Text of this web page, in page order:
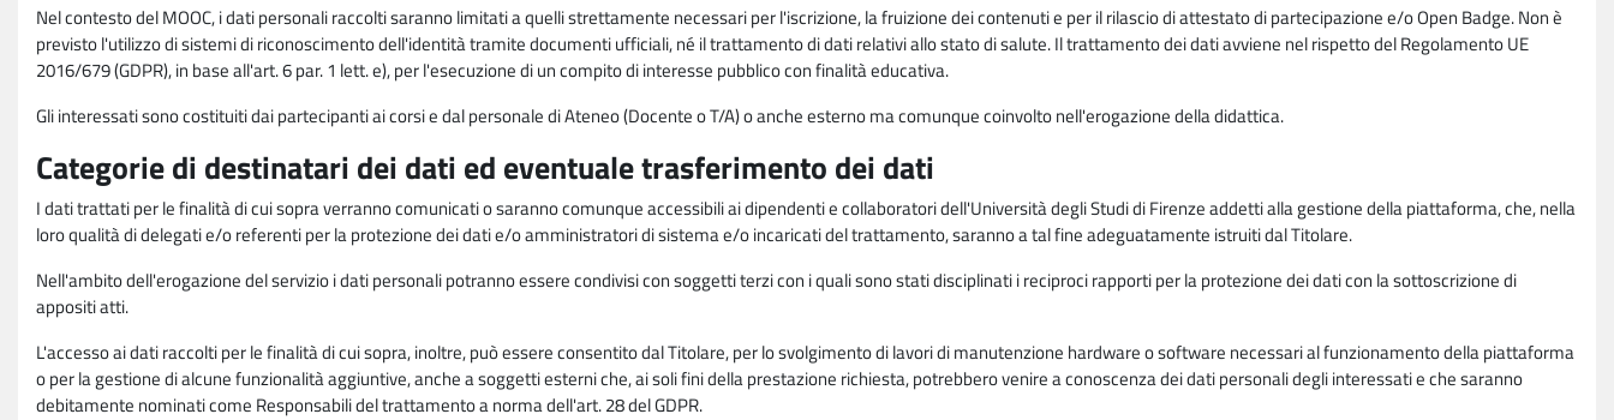
Nel contesto del MOOC, i dati personali raccolti saranno limitati a quelli strettamente necessari per l'iscrizione, la fruizione dei contenuti e per il rilascio di attestato di partecipazione e/o Open Badge. Non è
previsto l'utilizzo di sistemi di riconoscimento dell'identità tramite documenti ufficiali, né il trattamento di dati relativi allo stato di salute. Il trattamento dei dati avviene nel rispetto del Regolamento UE
2016/679 (GDPR), in base all'art. 6 par. 1 lett. e), per l'esecuzione di un compito di interesse pubblico con finalità educativa.
Gli interessati sono costituiti dai partecipanti ai corsi e dal personale di Ateneo (Docente o T/A) o anche esterno ma comunque coinvolto nell'erogazione della didattica.
Categorie di destinatari dei dati ed eventuale trasferimento dei dati
I dati trattati per le finalità di cui sopra verranno comunicati o saranno comunque accessibili ai dipendenti e collaboratori dell'Università degli Studi di Firenze addetti alla gestione della piattaforma, che, nella
loro qualità di delegati e/o referenti per la protezione dei dati e/o amministratori di sistema e/o incaricati del trattamento, saranno a tal fine adeguatamente istruiti dal Titolare.
Nell'ambito dell'erogazione del servizio i dati personali potranno essere condivisi con soggetti terzi con i quali sono stati disciplinati i reciproci rapporti per la protezione dei dati con la sottoscrizione di
appositi atti.
L'accesso ai dati raccolti per le finalità di cui sopra, inoltre, può essere consentito dal Titolare, per lo svolgimento di lavori di manutenzione hardware o software necessari al funzionamento della piattaforma
o per la gestione di alcune funzionalità aggiuntive, anche a soggetti esterni che, ai soli fini della prestazione richiesta, potrebbero venire a conoscenza dei dati personali degli interessati e che saranno
debitamente nominati come Responsabili del trattamento a norma dell'art. 28 del GDPR.